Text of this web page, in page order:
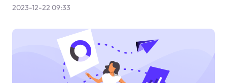
2023-12-22 09:33